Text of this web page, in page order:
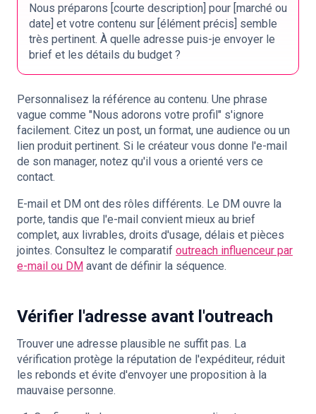
Nous préparons [courte description] pour [marché ou
date] et votre contenu sur [élément précis] semble
très pertinent. À quelle adresse puis-je envoyer le
brief et les détails du budget ?
Personnalisez la référence au contenu. Une phrase
vague comme "Nous adorons votre profil" s'ignore
facilement. Citez un post, un format, une audience ou un
lien produit pertinent. Si le créateur vous donne l'e-mail
de son manager, notez qu'il vous a orienté vers ce
contact.
E-mail et DM ont des rôles différents. Le DM ouvre la
porte, tandis que l'e-mail convient mieux au brief
complet, aux livrables, droits d'usage, délais et pièces
jointes. Consultez le comparatif outreach influenceur par
e-mail ou DM avant de définir la séquence.
Vérifier l'adresse avant l'outreach
Trouver une adresse plausible ne suffit pas. La
vérification protège la réputation de l'expéditeur, réduit
les rebonds et évite d'envoyer une proposition à la
mauvaise personne.